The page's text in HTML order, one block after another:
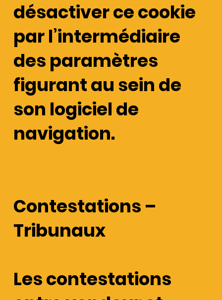
désactiver ce cookie
par l’intermédiaire
des paramètres
figurant au sein de
son logiciel de
navigation.
Contestations –
Tribunaux
Les contestations